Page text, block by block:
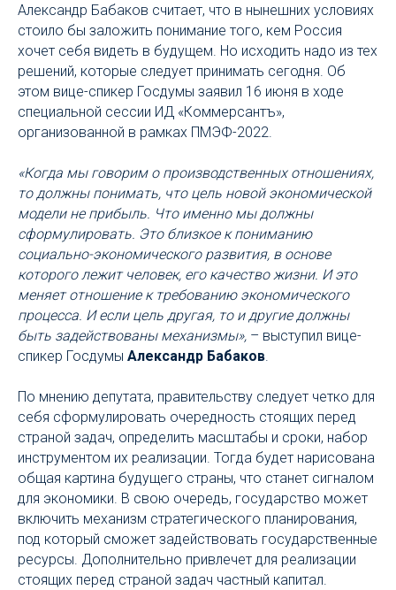
Александр Бабаков считает, что в нынешних условиях
стоило бы заложить понимание того, кем Россия
хочет себя видеть в будущем. Но исходить надо из тех
решений, которые следует принимать сегодня. Об
этом вице-спикер Госдумы заявил 16 июня в ходе
специальной сессии ИД «Коммерсантъ»,
организованной в рамках ПМЭФ-2022.
«Когда мы говорим о производственных отношениях,
то должны понимать, что цель новой экономической
модели не прибыль. Что именно мы должны
сформулировать. Это близкое к пониманию
социально-экономического развития, в основе
которого лежит человек, его качество жизни. И это
меняет отношение к требованию экономического
процесса. И если цель другая, то и другие должны
быть задействованы механизмы», – выступил вице-
спикер Госдумы Александр Бабаков.
По мнению депутата, правительству следует четко для
себя сформулировать очередность стоящих перед
страной задач, определить масштабы и сроки, набор
инструментом их реализации. Тогда будет нарисована
общая картина будущего страны, что станет сигналом
для экономики. В свою очередь, государство может
включить механизм стратегического планирования,
под который сможет задействовать государственные
ресурсы. Дополнительно привлечет для реализации
стоящих перед страной задач частный капитал.